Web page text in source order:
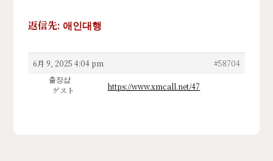
返信先: 애인대행
6月 9, 2025 4:04 pm
#58704
출장샵
ゲスト
https://www.xmcall.net/47